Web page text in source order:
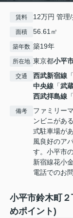
賃料 12万円 管理
面積 56.61㎡
築年数 築19年
所在地 東京都小平
交通 西武新宿線 「
中央線 「武
西武拝島線 「
備考
ファミリー
ンビニがあ
式駐車場が
風良好のア
す。小平市
新宿線花小
電話でのお
小平市鈴木町
めポイント)